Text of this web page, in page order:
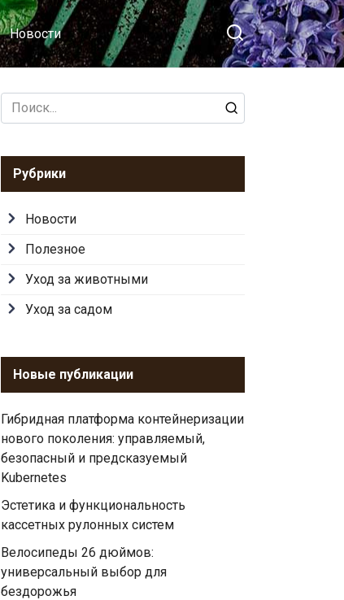
Новости
Search
for:
Рубрики
Новости
Полезное
Уход за животными
Уход за садом
Новые публикации
Гибридная платформа контейнеризации
нового поколения: управляемый,
безопасный и предсказуемый
Kubernetes
Эстетика и функциональность
кассетных рулонных систем
Велосипеды 26 дюймов:
универсальный выбор для
бездорожья